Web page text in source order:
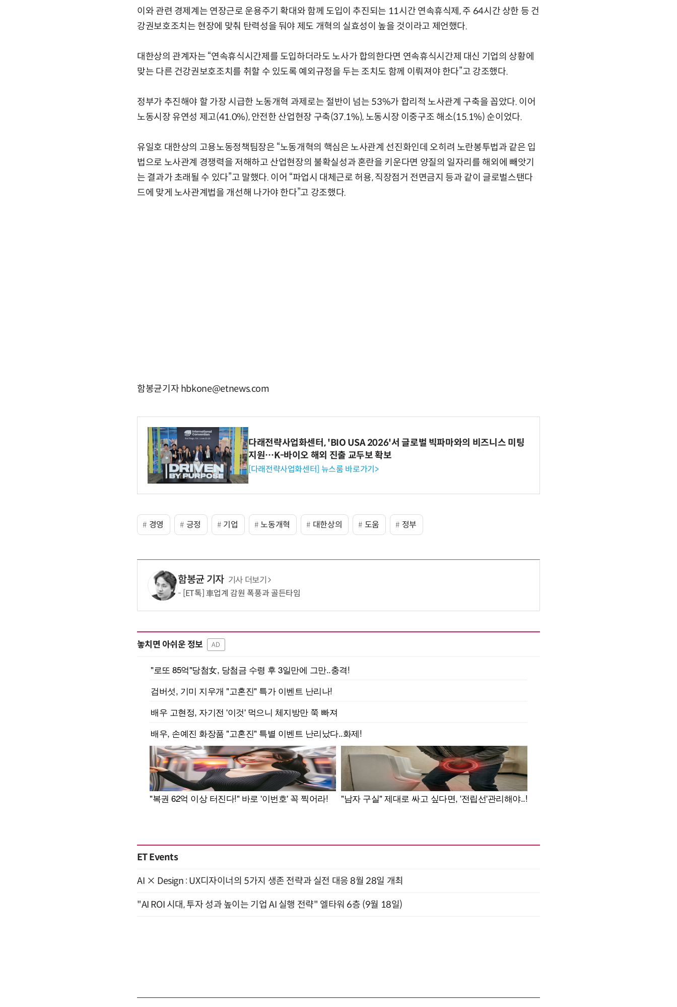
이와 관련 경제계는 연장근로 운용주기 확대와 함께 도입이 추진되는 11시간 연속휴식제, 주 64시간 상한 등 건
강권보호조치는 현장에 맞춰 탄력성을 둬야 제도 개혁의 실효성이 높을 것이라고 제언했다.
대한상의 관계자는 “연속휴식시간제를 도입하더라도 노사가 합의한다면 연속휴식시간제 대신 기업의 상황에
맞는 다른 건강권보호조치를 취할 수 있도록 예외규정을 두는 조치도 함께 이뤄져야 한다”고 강조했다.
정부가 추진해야 할 가장 시급한 노동개혁 과제로는 절반이 넘는 53%가 합리적 노사관계 구축을 꼽았다. 이어
노동시장 유연성 제고(41.0%), 안전한 산업현장 구축(37.1%), 노동시장 이중구조 해소(15.1%) 순이었다.
유일호 대한상의 고용노동정책팀장은 “노동개혁의 핵심은 노사관계 선진화인데 오히려 노란봉투법과 같은 입
법으로 노사관계 경쟁력을 저해하고 산업현장의 불확실성과 혼란을 키운다면 양질의 일자리를 해외에 빼앗기
는 결과가 초래될 수 있다”고 말했다. 이어 “파업시 대체근로 허용, 직장점거 전면금지 등과 같이 글로벌스탠다
드에 맞게 노사관계법을 개선해 나가야 한다”고 강조했다.
함봉균기자 hbkone@etnews.com
다래전략사업화센터, 'BIO USA 2026'서 글로벌 빅파마와의 비즈니스 미팅
지원…K-바이오 해외 진출 교두보 확보
[다래전략사업화센터] 뉴스룸 바로가기>
경영 긍정 기업 노동개혁 대한상의 도움 정부
함봉균 기자 기사 더보기
[ET톡] 車업계 감원 폭풍과 골든타임
놓치면 아쉬운 정보 AD
ET Events
AI × Design : UX디자이너의 5가지 생존 전략과 실전 대응 8월 28일 개최
"AI ROI 시대, 투자 성과 높이는 기업 AI 실행 전략" 엘타워 6층 (9월 18일)